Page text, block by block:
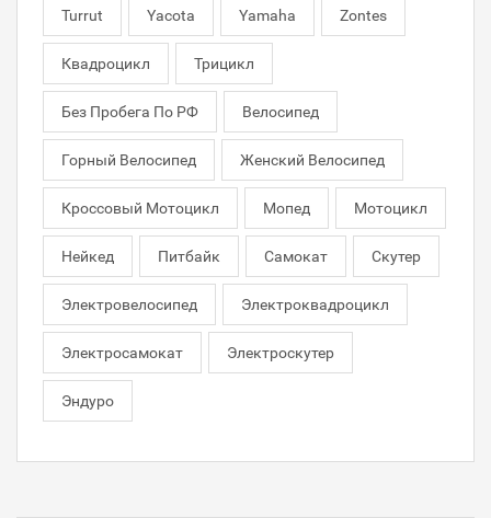
Turrut Yacota Yamaha Zontes
Квадроцикл Трицикл
Без Пробега По РФ Велосипед
Горный Велосипед Женский Велосипед
Кроссовый Мотоцикл Мопед Мотоцикл
Нейкед Питбайк Самокат Скутер
Электровелосипед Электроквадроцикл
Электросамокат Электроскутер
Эндуро